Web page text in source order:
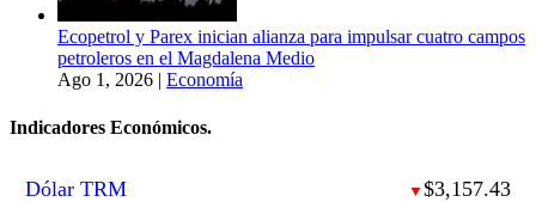
Ecopetrol y Parex inician alianza para impulsar cuatro campos
petroleros en el Magdalena Medio
Ago 1, 2026 | Economía
Indicadores Económicos.
Dólar TRM ▼ $3,157.43